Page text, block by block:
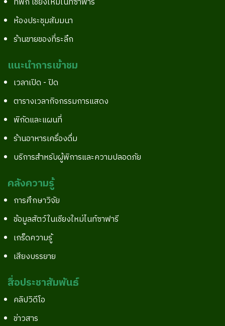
ห้องประชุมสัมมนา
ร้านขายของที่ระลึก
แนะนำการเข้าชม
เวลาเปิด - ปิด
ตารางเวลากิจกรรมการแสดง
พิกัดและแผนที่
ร้านอาหารเครื่องดื่ม
บริการสำหรับผู้พิการและความปลอดภัย
คลังความรู้
การศึกษาวิจัย
ข้อมูลสัตว์ในเชียงใหม่ไนท์ซาฟารี
เกร็ดความรู้
เสียงบรรยาย
สื่อประชาสัมพันธ์
คลิปวิดีโอ
ข่าวสาร